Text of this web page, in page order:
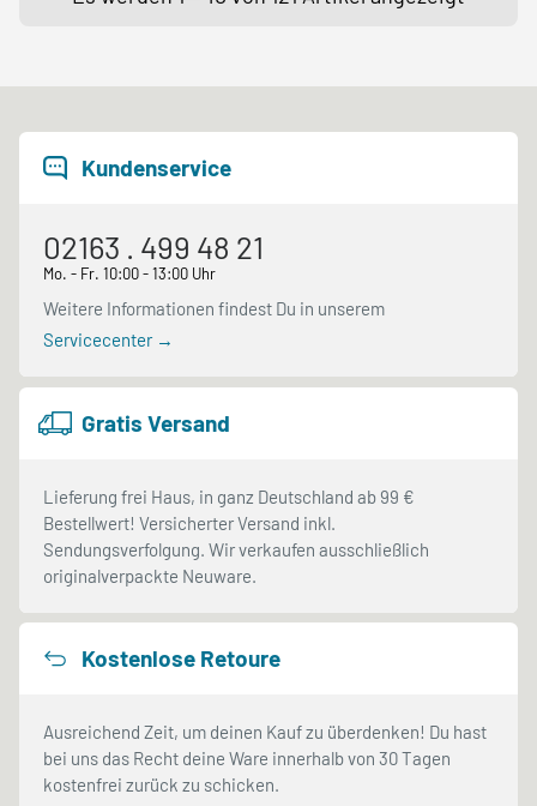
Kundenservice
02163 . 499 48 21
Mo. - Fr. 10:00 - 13:00 Uhr
Weitere Informationen findest Du in unserem
Servicecenter →
Gratis Versand
Lieferung frei Haus, in ganz Deutschland ab 99 €
Bestellwert! Versicherter Versand inkl.
Sendungsverfolgung. Wir verkaufen ausschließlich
originalverpackte Neuware.
Kostenlose Retoure
Ausreichend Zeit, um deinen Kauf zu überdenken! Du hast
bei uns das Recht deine Ware innerhalb von 30 Tagen
kostenfrei zurück zu schicken.